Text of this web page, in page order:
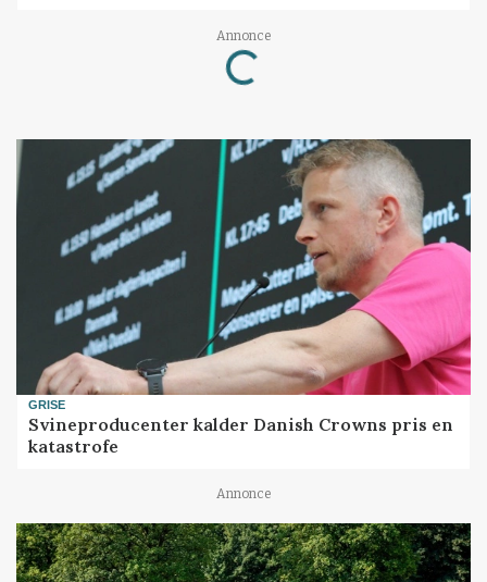
Annonce
Loading...
GRISE
Svineproducenter kalder Danish Crowns pris en
katastrofe
Annonce